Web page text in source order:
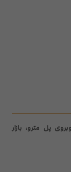
پل مترو، بازار